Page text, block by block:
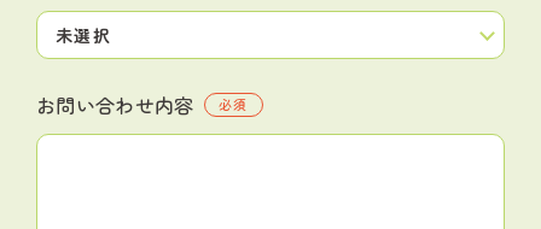
お問い合わせ内容 必須